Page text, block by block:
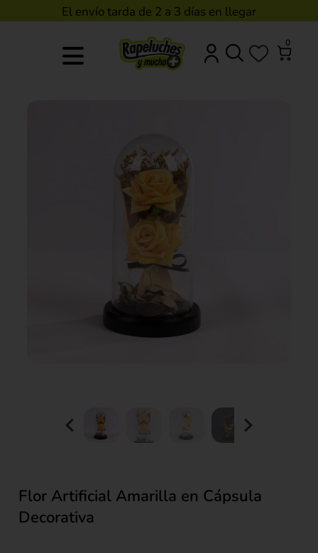
El envío tarda de 2 a 3 días en llegar
0
Flor Artificial Amarilla en Cápsula
Decorativa